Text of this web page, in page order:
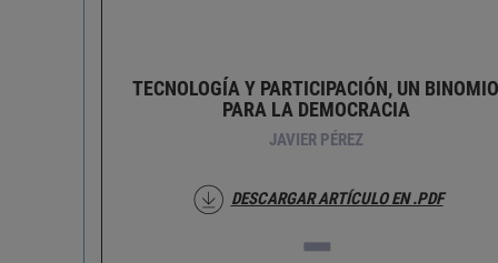
TECNOLOGÍA Y PARTICIPACIÓN, UN BINOMIO
PARA LA DEMOCRACIA
JAVIER PÉREZ
DESCARGAR ARTÍCULO EN .PDF